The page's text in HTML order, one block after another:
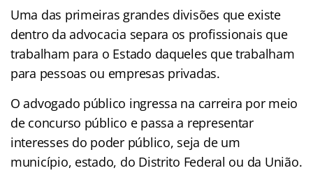
Uma das primeiras grandes divisões que existe
dentro da advocacia separa os profissionais que
trabalham para o Estado daqueles que trabalham
para pessoas ou empresas privadas.
O advogado público ingressa na carreira por meio
de concurso público e passa a representar
interesses do poder público, seja de um
município, estado, do Distrito Federal ou da União.